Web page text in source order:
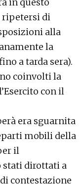
ripetersi di
alla
la
a tarda sera).
coinvolti la
con il
era sguarnita
mobili della
il
stati dirottati a
contestazione